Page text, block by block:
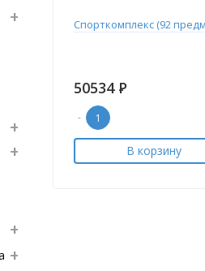
Спорткомплекс (92
50534 Р
-
В корзину